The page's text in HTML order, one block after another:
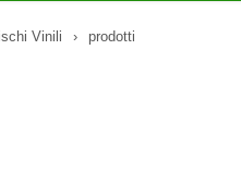
Vinili › prodotti